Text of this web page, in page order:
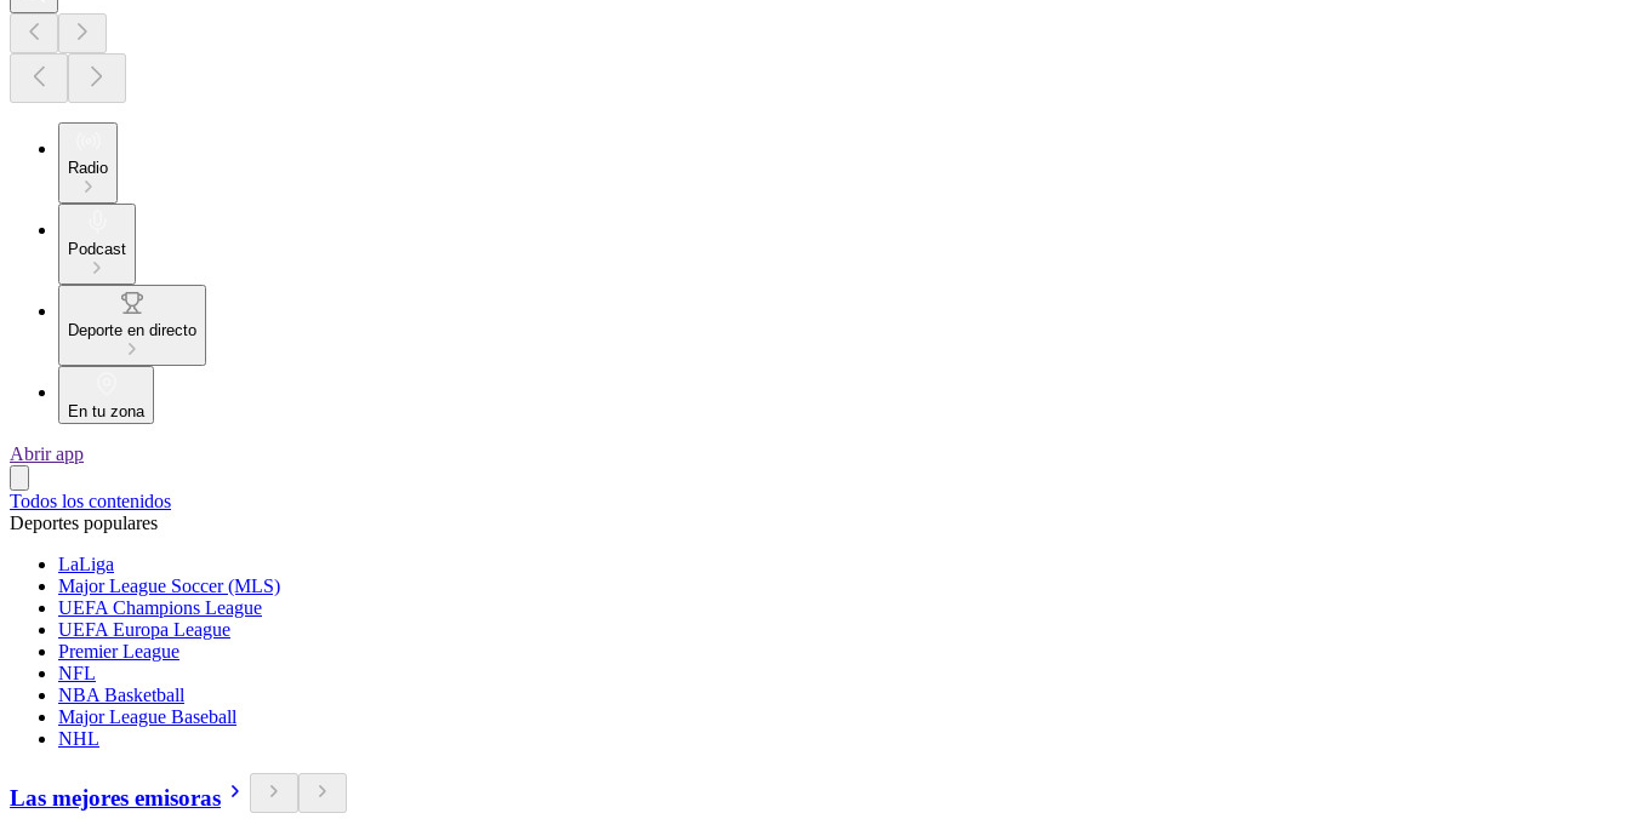
Radio
Podcast
Deporte en directo
En tu zona
Abrir app
Todos los contenidos
Deportes populares
LaLiga
Major League Soccer (MLS)
UEFA Champions League
UEFA Europa League
Premier League
NFL
NBA Basketball
Major League Baseball
NHL
Las mejores emisoras